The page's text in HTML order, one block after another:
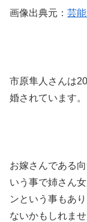
画像出典元： 芸
市原隼人さんは
婚されています。
お嫁さんである
いう事で姉さん
ンという事もあり
ないかもしれませ